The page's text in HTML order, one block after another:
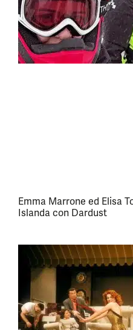
Emma Marrone ed Elisa
Islanda con Dardust